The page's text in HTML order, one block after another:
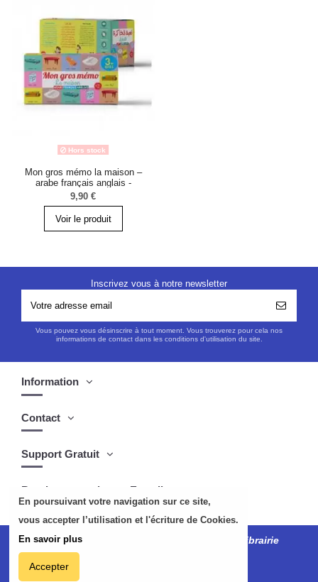
Hors stock
Mon gros mémo la maison –
arabe français anglais -
Graines de foi
9,90 €
Voir le produit
Inscrivez vous à notre newsletter
Vous pouvez vous désinscrire à tout moment. Vous trouverez pour cela nos
informations de contact dans les conditions d'utilisation du site.
Information
Contact
Support Gratuit
Boutique musulmane Easydin
Tous droits réservés
©2024 Librairie
En poursuivant votre navigation sur ce site,
vous accepter l’utilisation et l'écriture de Cookies.
En savoir plus
Accepter